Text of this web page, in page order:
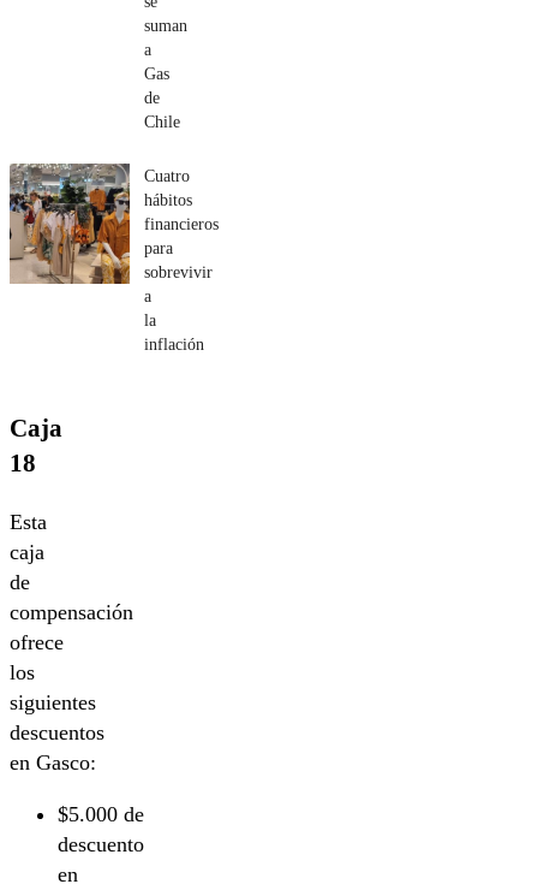
suman
a
Gas
de
Chile
Cuatro
hábitos
financieros
para
sobrevivir
a
la
inflación
Caja
18
Esta
caja
de
compensación
ofrece
los
siguientes
descuentos
en Gasco:
$5.000 de
descuento
en